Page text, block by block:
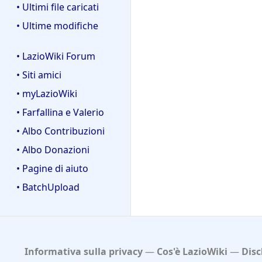
• Ultimi file caricati
• Ultime modifiche
• LazioWiki Forum
• Siti amici
• myLazioWiki
• Farfallina e Valerio
• Albo Contribuzioni
• Albo Donazioni
• Pagine di aiuto
• BatchUpload
Informativa sulla privacy Cos'è LazioWiki